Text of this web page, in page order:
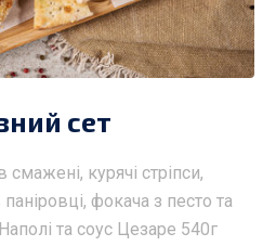
сет
смажені, курячі стріпси,
фокача з песто та
та соус Цезаре 540г